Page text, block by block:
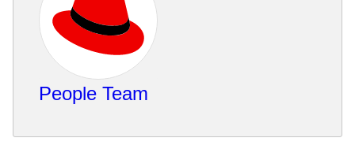
People Team